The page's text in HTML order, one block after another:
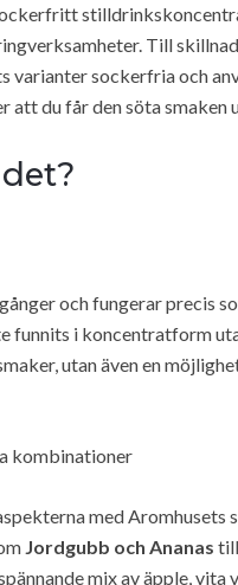
Till
varianter sockerfria och
att du får den söta smaken
och fungerar precis
funnits i koncentratform
utan även en
kombinationer
med
Jordgubb och Ananas
mix av äpple,